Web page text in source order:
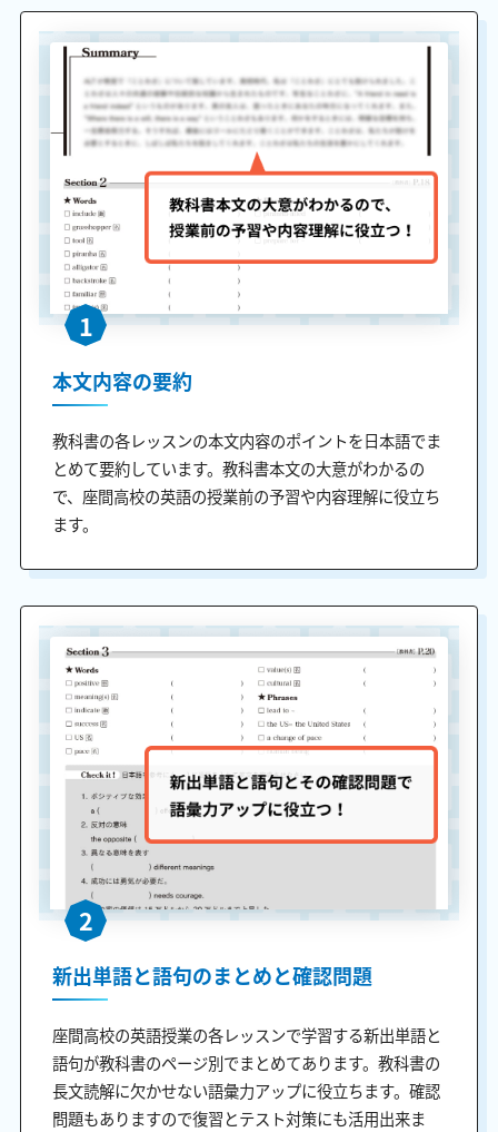
1
本文内容の要約
教科書の各レッスンの本文内容のポイントを日本語でま
とめて要約しています。教科書本文の大意がわかるの
で、座間高校の英語の授業前の予習や内容理解に役立ち
ます。
2
新出単語と語句のまとめと確認問題
座間高校の英語授業の各レッスンで学習する新出単語と
語句が教科書のページ別でまとめてあります。教科書の
長文読解に欠かせない語彙力アップに役立ちます。確認
問題もありますので復習とテスト対策にも活用出来ま